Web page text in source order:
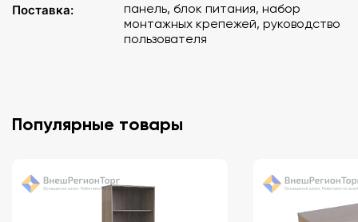
Поставка:
панель, блок питания, набор
монтажных крепежей, руководство
пользователя
Популярные товары